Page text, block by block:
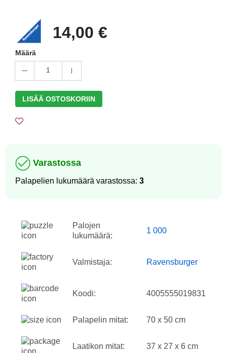
14,00 €
Määrä
1
LISÄÄ OSTOSKORIIN
Varastossa
Palapelien lukumäärä varastossa: 3
Palojen
lukumäärä:
1 000
Valmistaja: Ravensburger
Koodi: 4005555019831
Palapelin mitat: 70 x 50 cm
Laatikon mitat: 37 x 27 x 6 cm